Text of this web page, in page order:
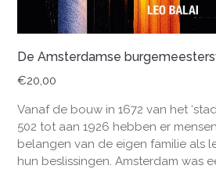
De Amsterdamse
€20,00
Vanaf de bouw in 1672 van het
502 tot aan 1926 hebben er
belangen van de eigen familie als
hun beslissingen. Amsterdam was